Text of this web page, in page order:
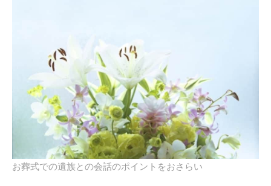
お葬式での遺族との会話のポイントをおさらい